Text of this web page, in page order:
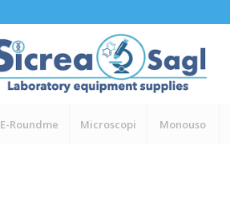
E-Roundme Microscopi Monouso